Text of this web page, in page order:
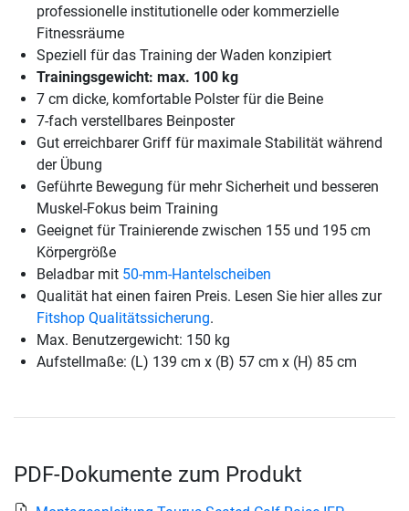
professionelle institutionelle oder kommerzielle
Fitnessräume
Speziell für das Training der Waden konzipiert
Trainingsgewicht: max. 100 kg
7 cm dicke, komfortable Polster für die Beine
7-fach verstellbares Beinposter
Gut erreichbarer Griff für maximale Stabilität während
der Übung
Geführte Bewegung für mehr Sicherheit und besseren
Muskel-Fokus beim Training
Geeignet für Trainierende zwischen 155 und 195 cm
Körpergröße
Beladbar mit 50-mm-Hantelscheiben
Qualität hat einen fairen Preis. Lesen Sie hier alles zur
Fitshop Qualitätssicherung.
Max. Benutzergewicht: 150 kg
Aufstellmaße: (L) 139 cm x (B) 57 cm x (H) 85 cm
PDF-Dokumente zum Produkt